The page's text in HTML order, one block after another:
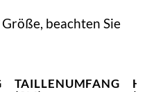
beachten Sie
TAILLENUMFANG